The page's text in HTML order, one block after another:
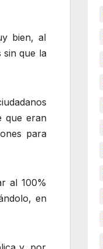
bien, al
sin que la
que eran
para
al 100%
en